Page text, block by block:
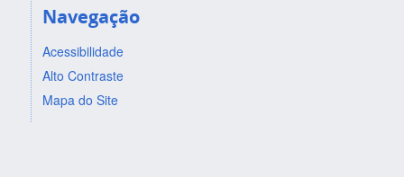
Navegação
Acessibilidade
Alto Contraste
Mapa do Site